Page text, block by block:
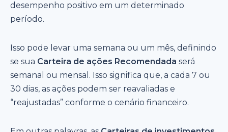
desempenho positivo em um determinado
período.
Isso pode levar uma semana ou um mês, definindo
se sua Carteira de ações Recomendada será
semanal ou mensal. Isso significa que, a cada 7 ou
30 dias, as ações podem ser reavaliadas e
“reajustadas” conforme o cenário financeiro.